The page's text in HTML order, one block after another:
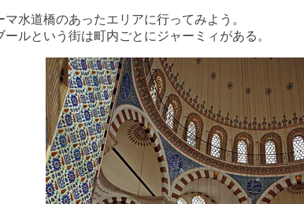
マ水道橋のあったエリアに行ってみよう。
ールという街は町内ごとにジャーミィがある。